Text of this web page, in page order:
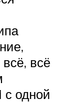
всё, всё
с одной